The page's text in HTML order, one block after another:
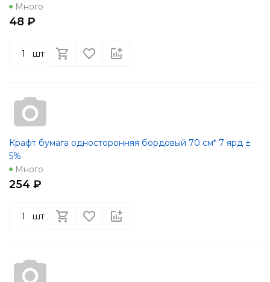
Много
48 ₽
шт
Крафт бумага односторонняя бордовый 70 см* 7 ярд ±
5%
Много
254 ₽
шт